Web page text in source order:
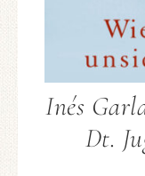
Inés
Dt.